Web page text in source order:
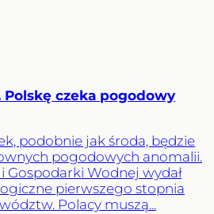
Polskę czeka pogodowy
podobnie jak środa, będzie
pogodowych anomalii.
Wodnej wydał
pierwszego stopnia
Polacy muszą...